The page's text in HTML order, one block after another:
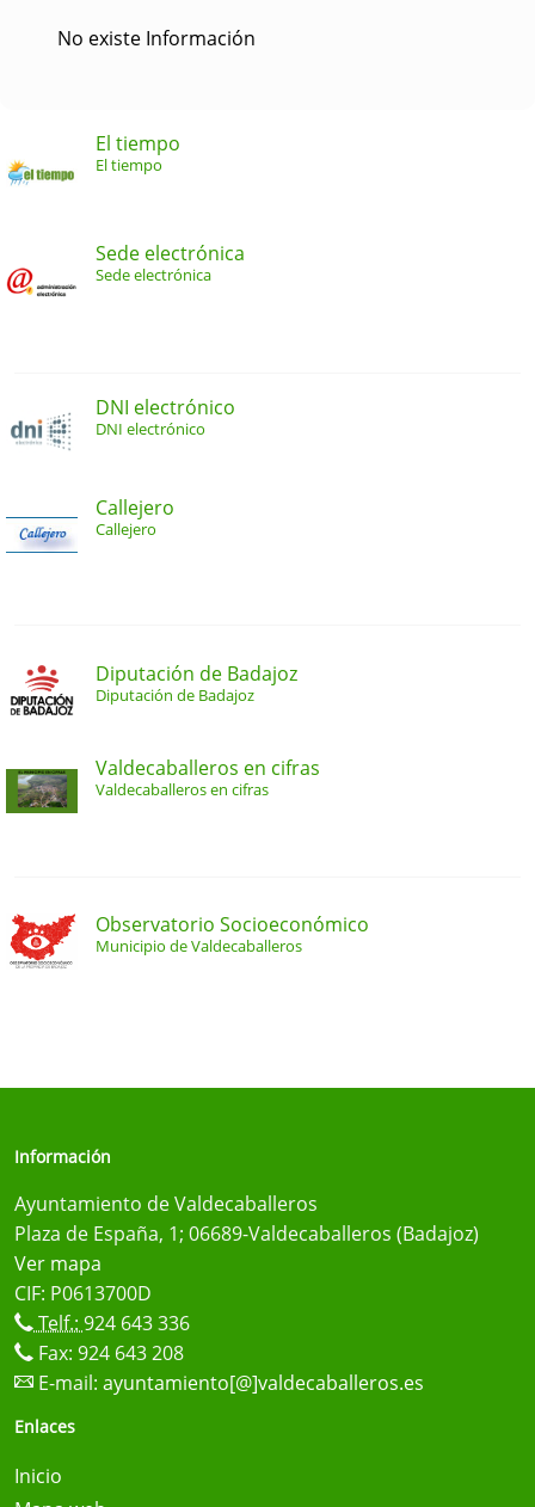
No existe Información
El tiempo
El tiempo
Sede electrónica
Sede electrónica
DNI electrónico
DNI electrónico
Callejero
Callejero
Diputación de Badajoz
Diputación de Badajoz
Valdecaballeros en cifras
Valdecaballeros en cifras
Observatorio Socioeconómico
Municipio de Valdecaballeros
Información
Ayuntamiento de Valdecaballeros
Plaza de España, 1; 06689-Valdecaballeros (Badajoz)
Ver mapa
CIF: P0613700D
Telf.: 924 643 336
Fax: 924 643 208
E-mail: ayuntamiento[@]valdecaballeros.es
Enlaces
Inicio